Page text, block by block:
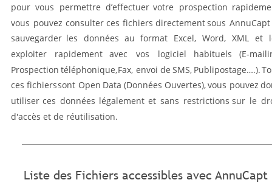
pour vous permettre d’effectuer votre prospection
vous pouvez consulter ces fichiers directementsous AnnuCapt
sauvegarder les données au format Excel, Word, XML et
exploiter
rapidement avec vos logiciel habituels
(E-
Prospection téléphonique,Fax, envoi de SMS, Publipostage….).
ces fichierssont Open Data (Données Ouvertes),vous pouvez
utiliser ces données légalement et sans restrictions sur le
d'accès et de réutilisation.
Liste des Fichiers accessibles avec AnnuCapt